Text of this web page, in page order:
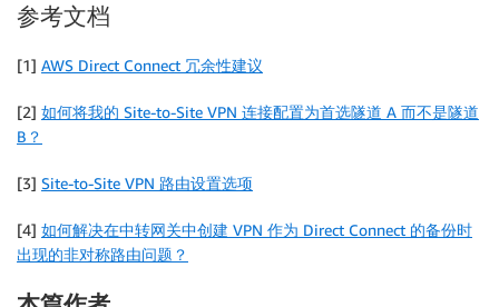
参考文档
[1] AWS Direct Connect 冗余性建议
[2] 如何将我的 Site-to-Site VPN 连接配置为首选隧道 A 而不是隧道
B？
[3] Site-to-Site VPN 路由设置选项
[4] 如何解决在中转网关中创建 VPN 作为 Direct Connect 的备份时
出现的非对称路由问题？